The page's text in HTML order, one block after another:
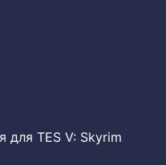
для TES V: Skyrim